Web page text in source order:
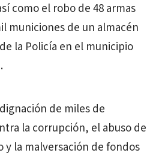
como el robo de 48 armas
municiones de un almacén
la Policía en el municipio
de miles de
la corrupción, el abuso de
la malversación de fondos